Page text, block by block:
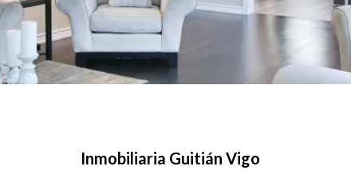
Inmobiliaria Guitián Vigo